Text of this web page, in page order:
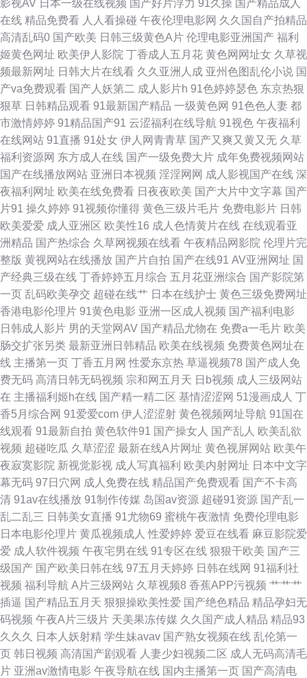
91上传 东方VA在线播放 丁香花社区在线资源 AV之家 91视频永久网址 91精
品影视区 91www在线 亚洲aa 日韩无码高清中出 日本a在线播放 色妞妞婷婷
操导航 深爱妞妞导航 深夜福利高清无码 欧美一区二区高潮喷水 久久一级视
频 激情综合传媒 福利社试看三分钟 国产91啦 福利社老司机91 成人网入口
爱爱影院成人l 俺去啦官网二区三区 91原创大神 91麻豆视频蜜桃 91传媒免
费看 伊人福利视频一 91蜜桃动漫78 91免费国 91拍黄 91激情福利 91av福利
资源在线 性爱网六月 色悠悠成人网 日韩在线一区不卡 欧美午夜久久婷婷 日
本欧美亚洲在线 人妖自慰射精 人人肏肏 欧美性片久久网 狼人久操 黄网在线
观看网站大全 国产精品成人久久 成AV人不卡在线 97亚洲婷婷影院 AV香蕉
网 成人午夜剧场黄色 性爱乱视频 伊人网诱惑在线观看 性爱资源 五月天综合
色图 色导航国产综合第一页 视频在线国产 影音先锋成人A片 91传媒免费网
站入口 91va在线视频 91抖音在线观看 中文福利导航 91n成人网站 影音先锋
AV成人片 先锋亚洲资源 1024在线免费看片 中文八区2页 91天堂网在线 91
视频草草 91激情乱伦 91福利主播 91n在线观看com 亚洲主播国产 婷婷一本
道色五月 成人社区男人的天堂 国产肏屄 精东AV 国精国产天堂 国产丝袜自拍
福利片父女 福利涩导航 三级久久视频 国产综合自拍一区 成人深夜福利黄色
在线 男人的天堂网手机版 欧美日韩干逼网站 美女黄久久 欧美性交在线 欧美
Sm重味 玖玖资中文字幕视频 九一视频wwww 欧美精品久久99久久 婷婷她
六月天 91超碰人人操人人妻 51视频探花 亚洲先锋资源网 午夜看片 51导航
亚洲在线97av 五月天午夜网 首页成人免费入口 日韩欧美专区 欧美亚洲日韩
影视AV 日本一级在线视频 国产好片浮力 91久操 国产精品成人
在线 精品免费看 人人看操碰 午夜伦理电影网 久久国自产拍精品
高清乱码0 国产欧美 日韩三级黄色A片 伦理电影亚洲国产 福利
姬黄色网址 欧美伊人影院 丁香成人五月花 黄色网网址女 久草视
频最新网址 日韩大片在线看 久久亚洲人成 亚州色图乱伦小说 国
产va免费观看 国产人妖第二 成人影片h 91色婷婷瑟色 东京热狠
狠草 日韩精品观看 91最新国产精品 一级黄色网 91色色人妻 都
市激情婷婷 91精品国产91 云涩福利在线导航 91视色 午夜福利
在线网站 91直播 91处女 伊人网青青草 国产又爽又黄又无 久草
福利资源网 东方成人在线 国产一级免费大片 成年免费视频网站
国产在线播放网站 亚洲日本视频 淫淫网网 成人影视国产在线 深
夜福利网址 欧美在线免费看 日夜夜欧美 国产大片中文字幕 国产
片91 操久婷婷 91视频你懂得 黄色三级片毛片 免费电影片 日韩
欧美爱爱 成人亚洲区 欧美性16 成人色情黄片在线 在线观看亚
洲精品 国产热综合 久草网视频在线看 午夜精品网影院 伦理片完
整版 黄视网站在线播放 国产片自拍 国产在线91 AV亚洲网址 国
产经典三级在线 丁香婷婷五月综合 五月花亚洲综合 国产影院第
一页 乱码欧美孕交 超碰在线艹 日本在线护士 黄色三级免费网址
香港电影伦理片 91黄色电影 亚洲一区成人视频 国产福利电影
日韩成人影片 男的天堂网AV 国产精品尤物在 免费a一毛片 欧美
肠交扩张另类 最新亚洲日韩精品 欧美在线视频 免费黄色网址在
线 主播第一页 丁香五月网 性爱东京热 草逼视频78 国产成人免
费无码 高清日韩无码视频 宗和网五月天 日b视频 成人三级网站
在 主播福利姬h在线 国产精一精二区 基情涩涩网 51漫画成人 丁
香5月综合网 91爱爱com 伊人涩涩射 黄色视频网址导航 91国在
线观看 91最新自拍 黄色软件91 国产操女人 国产乱人 欧美乱欲
视频 超碰吃瓜 久草涩涩 最新在线A片网址 黄色视屏网站 欧美午
夜寂寞影院 新视觉影视 成人写真福利 欧美内射网址 日本中文字
幕无码 97日穴网 成人免费在线 精品国产免费观看 国产不卡高
清 91av在线播放 91制作传媒 岛国av资源 超碰91资源 国产乱一
乱二乱三 日韩美女直播 91尤物69 蜜桃午夜激情 免费伦理电影
日本电影伦理片 黄瓜视频成人 性爱婷婷 爱豆在线看 麻豆影院爱
爱 成人软件视频 午夜宅男在线 91专区在线 狠狠干欧美 国产三
级国产 国产欧美日韩在线 97五月天婷婷 日韩在线网 91福利社
视频 福利导航 A片三级网站 久草视频8 香蕉APP污视频 艹艹艹
插逼 国产精品五月天 狠狠操欧美性爱 国产绝色精品 精品孕妇无
码视频 午夜A片三级片 天美果冻传媒 久久国产成人精品 精品93
久久久
日本人妖射精 学生妹avav 国产熟女视频在线 乱伦第一
页 韩日视频 高清国产剧观看 人妻少妇视频二区 成人无码高清毛
片 亚洲av激情电影 午夜导航在线 国内主播第一页 国产高清电